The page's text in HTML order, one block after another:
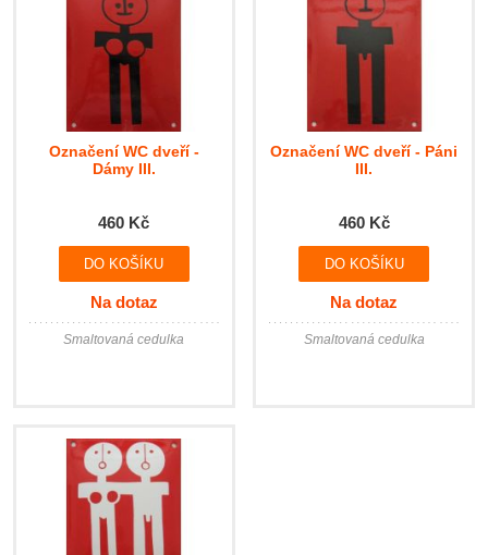
Označení WC dveří -
Dámy III.
460 Kč
Na dotaz
Smaltovaná cedulka
Označení WC dveří - Páni
III.
460 Kč
Na dotaz
Smaltovaná cedulka